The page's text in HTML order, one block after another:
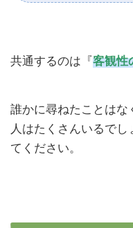
共通するのは『客観性
誰かに尋ねたことはな
人はたくさんいるで
てください。